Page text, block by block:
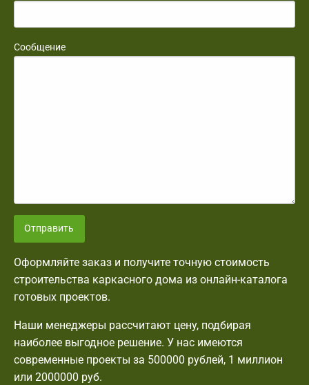
Сообщение
Отправить
Оформляйте заказ и получите точную стоимость
строительства каркасного дома из онлайн-каталога
готовых проектов.
Наши менеджеры рассчитают цену, подбирая
наиболее выгодное решение. У нас имеются
современные проекты за 500000 рублей, 1 миллион
или 2000000 руб.